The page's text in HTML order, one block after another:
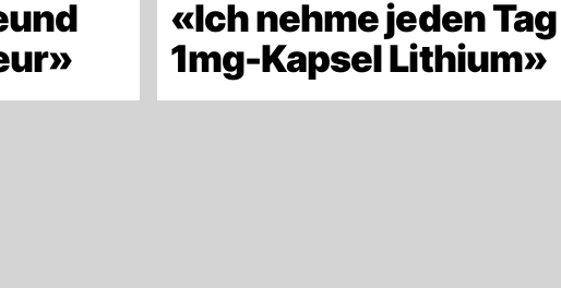
«Ich nehme jeden
1mg-Kapsel Lithium»